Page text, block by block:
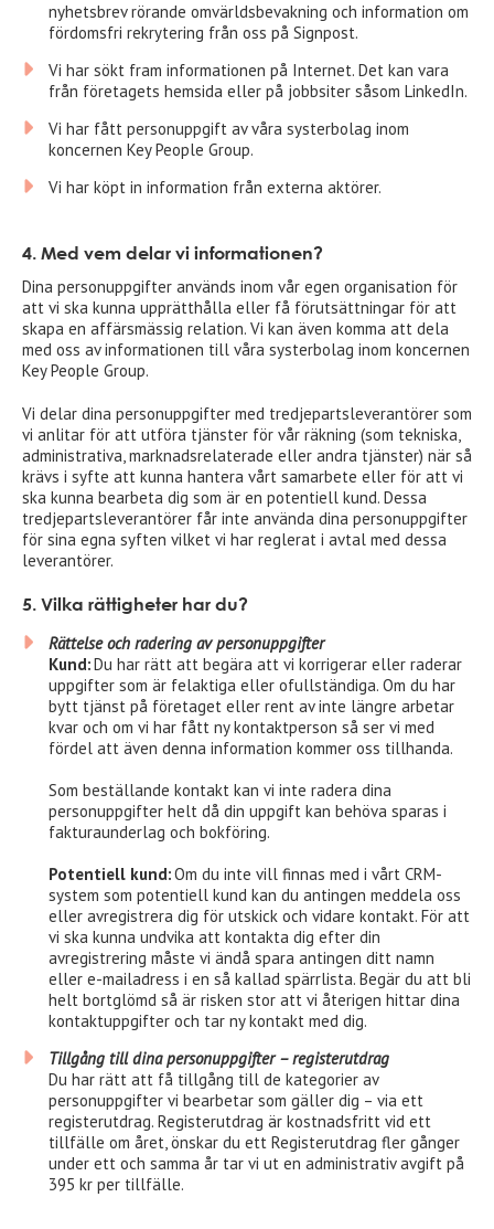
nyhetsbrev rörande omvärldsbevakning och information om
fördomsfri rekrytering från oss på Signpost.
Vi har sökt fram informationen på Internet. Det kan vara
från företagets hemsida eller på jobbsiter såsom LinkedIn.
Vi har fått personuppgift av våra systerbolag inom
koncernen Key People Group.
Vi har köpt in information från externa aktörer.
4. Med vem delar vi informationen?
Dina personuppgifter används inom vår egen organisation för
att vi ska kunna upprätthålla eller få förutsättningar för att
skapa en affärsmässig relation. Vi kan även komma att dela
med oss av informationen till våra systerbolag inom koncernen
Key People Group.
Vi delar dina personuppgifter med tredjepartsleverantörer som
vi anlitar för att utföra tjänster för vår räkning (som tekniska,
administrativa, marknadsrelaterade eller andra tjänster) när så
krävs i syfte att kunna hantera vårt samarbete eller för att vi
ska kunna bearbeta dig som är en potentiell kund. Dessa
tredjepartsleverantörer får inte använda dina personuppgifter
för sina egna syften vilket vi har reglerat i avtal med dessa
leverantörer.
5. Vilka rättigheter har du?
Rättelse och radering av personuppgifter
Kund:Du har rätt att begära att vi korrigerar eller raderar
uppgifter som är felaktiga eller ofullständiga. Om du har
bytt tjänst på företaget eller rent av inte längre arbetar
kvar och om vi har fått ny kontaktperson så ser vi med
fördel att även denna information kommer oss tillhanda.
Som beställande kontakt kan vi inte radera dina
personuppgifter helt då din uppgift kan behöva sparas i
fakturaunderlag och bokföring.
Potentiell kund:Om du inte vill finnas med i vårt CRM-
system som potentiell kund kan du antingen meddela oss
eller avregistrera dig för utskick och vidare kontakt. För att
vi ska kunna undvika att kontakta dig efter din
avregistrering måste vi ändå spara antingen ditt namn
eller e-mailadress i en så kallad spärrlista. Begär du att bli
helt bortglömd så är risken stor att vi återigen hittar dina
kontaktuppgifter och tar ny kontakt med dig.
Tillgång till dina personuppgifter – registerutdrag
Du har rätt att få tillgång till de kategorier av
personuppgifter vi bearbetar som gäller dig – via ett
registerutdrag. Registerutdrag är kostnadsfritt vid ett
tillfälle om året, önskar du ett Registerutdrag fler gånger
under ett och samma år tar vi ut en administrativ avgift på
395 kr per tillfälle.